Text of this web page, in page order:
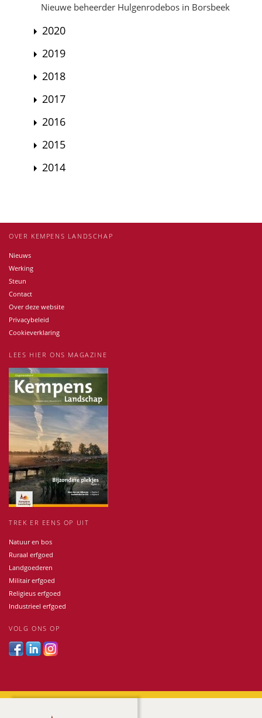
Nieuwe beheerder Hulgenrodebos in Borsbeek
2020
2019
2018
2017
2016
2015
2014
OVER KEMPENS LANDSCHAP
Nieuws
Werking
Steun
Contact
Over deze website
Privacybeleid
Cookieverklaring
LEES HIER ONS MAGAZINE
TREK ER EENS OP UIT
Natuur en bos
Ruraal erfgoed
Landgoederen
Militair erfgoed
Religieus erfgoed
Industrieel erfgoed
VOLG ONS OP